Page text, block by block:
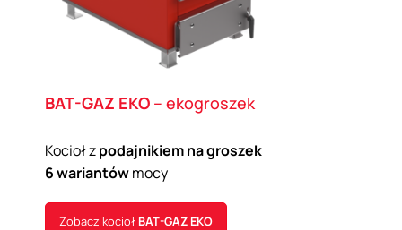
BAT-GAZ EKO – ekogroszek
Kocioł zpodajnikiem na groszek
6 wariantówmocy
Zobacz kociołBAT-GAZEKO